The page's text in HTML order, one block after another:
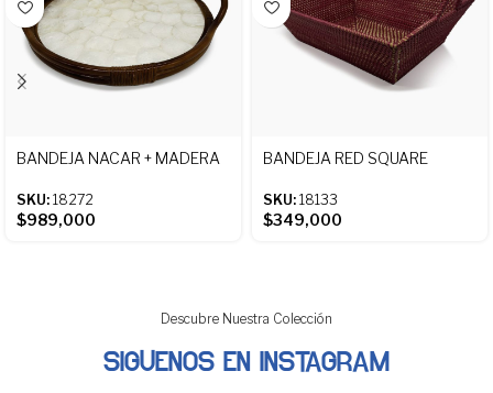
BANDEJA NACAR + MADERA
SKU: 18272
$989,000
BANDEJA RED SQUARE
SKU: 18133
$349,000
Descubre Nuestra Colección
SIGUENOS EN INSTAGRAM